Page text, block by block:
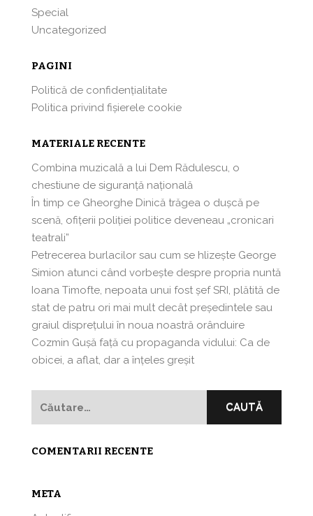
Special
Uncategorized
PAGINI
Politică de confidențialitate
Politica privind fișierele cookie
MATERIALE RECENTE
Combina muzicală a lui Dem Rădulescu, o
chestiune de siguranță națională
În timp ce Gheorghe Dinică trăgea o dușcă pe
scenă, ofițerii poliției politice deveneau „cronicari
teatrali”
Petrecerea burlacilor sau cum se hlizeşte George
Simion atunci când vorbeşte despre propria nuntă
Ioana Timofte, nepoata unui fost şef SRI, plătită de
stat de patru ori mai mult decât preşedintele sau
graiul disprețului în noua noastră orânduire
Cozmin Guşă faţă cu propaganda vidului: Ca de
obicei, a aflat, dar a înțeles greșit
COMENTARII RECENTE
META